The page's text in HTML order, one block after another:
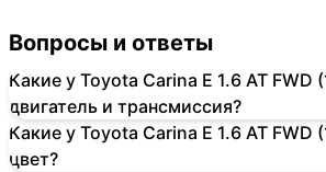
Вопросы и ответы
Какие у Toyota Carina E 1.6 AT FWD
двигатель и трансмиссия?
Какие у Toyota Carina E 1.6 AT FWD
цвет?